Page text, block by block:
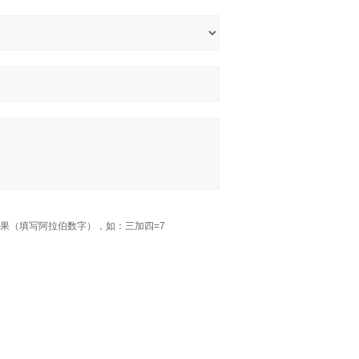
（填写阿拉伯数字），如：三加四=7